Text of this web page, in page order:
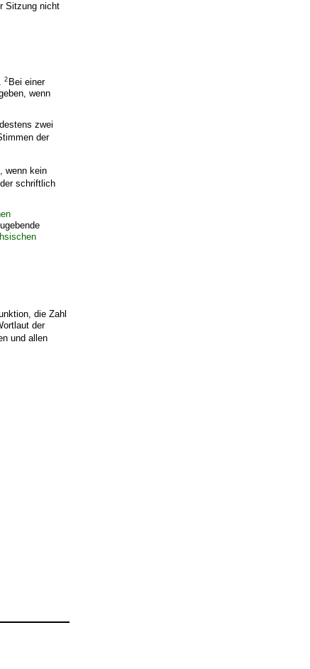
Sitzung nicht
2 Bei einer
wenn
zwei
der
wenn kein
schriftlich
die Zahl
der
und allen